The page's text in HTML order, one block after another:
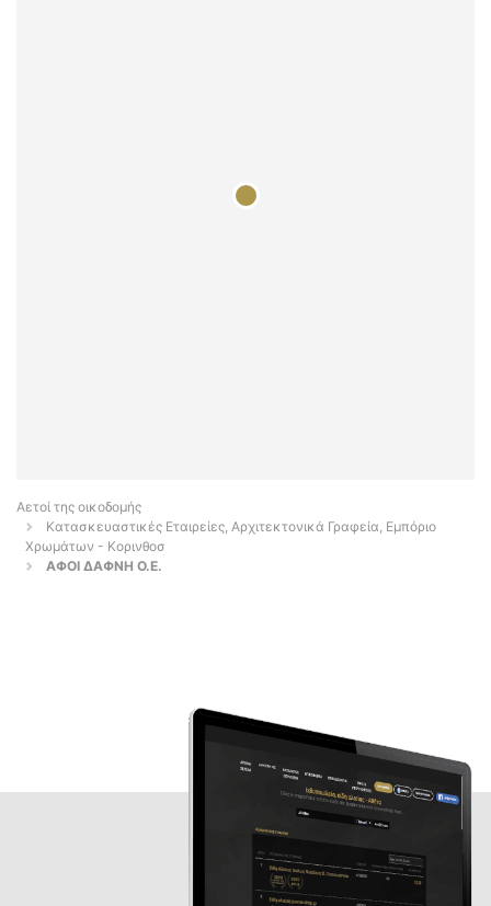
Αετοί της οικοδομής
Κατασκευαστικές Εταιρείες, Αρχιτεκτονικά Γραφεία, Εμπόριο
Χρωμάτων - Κορινθοσ
ΑΦΟΙ ΔΑΦΝΗ Ο.Ε.